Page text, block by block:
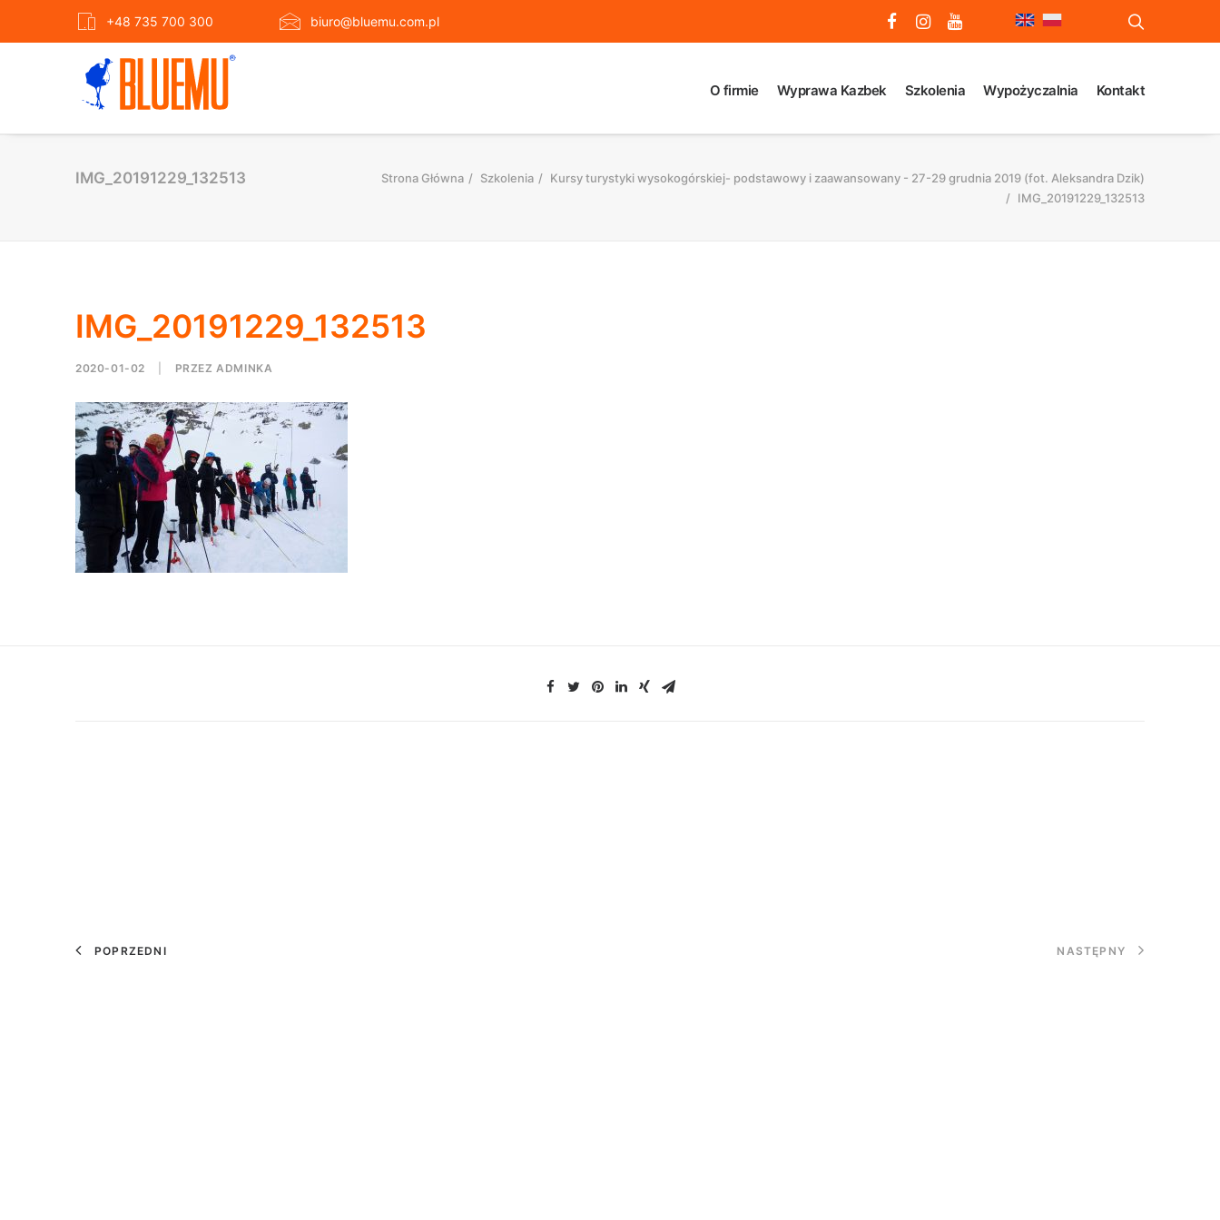
+48 735 700 300 biuro@bluemu.com.pl
O firmie Wyprawa Kazbek Szkolenia Wypożyczalnia Kontakt
IMG_20191229_132513 Strona Główna Szkolenia
Kursy turystyki wysokogórskiej- podstawowy i zaawansowany - 27-29 grudnia 2019 (fot. Aleksandra Dzik)
IMG_20191229_132513
IMG_20191229_132513
2020-01-02 PRZEZADMINKA
POPRZEDNI NASTĘPNY